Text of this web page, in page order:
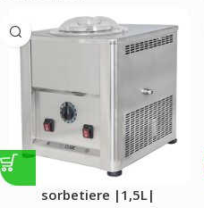
sorbetiere |1,5L|